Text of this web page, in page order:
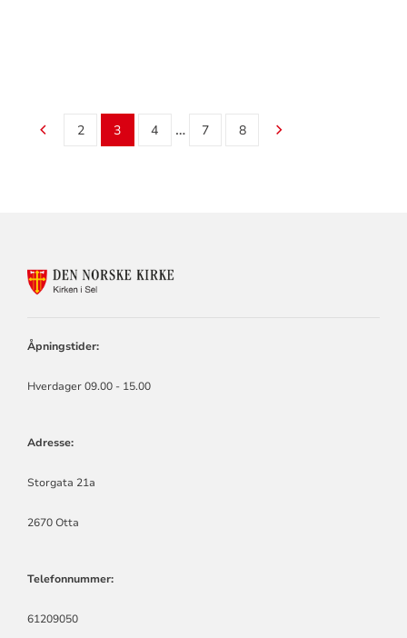
2 3 4 … 7 8
Åpningstider:
Hverdager 09.00 - 15.00
Adresse:
Storgata 21a
2670 Otta
Telefonnummer:
61209050